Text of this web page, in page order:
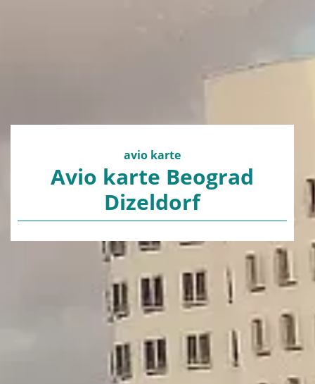
avio karte
Avio karte Beograd
Dizeldorf